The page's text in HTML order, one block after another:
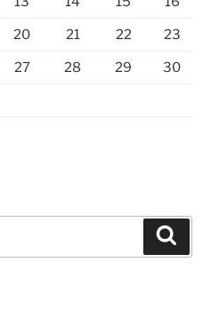
20 21 22 23
27 28 29 30